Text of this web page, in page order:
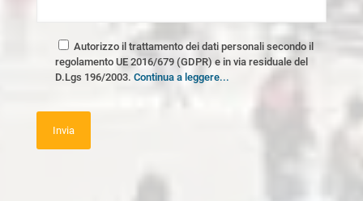
Autorizzo il trattamento dei dati personali secondo il
regolamento UE 2016/679 (GDPR) e in via residuale del
D.Lgs 196/2003. Continua a leggere...